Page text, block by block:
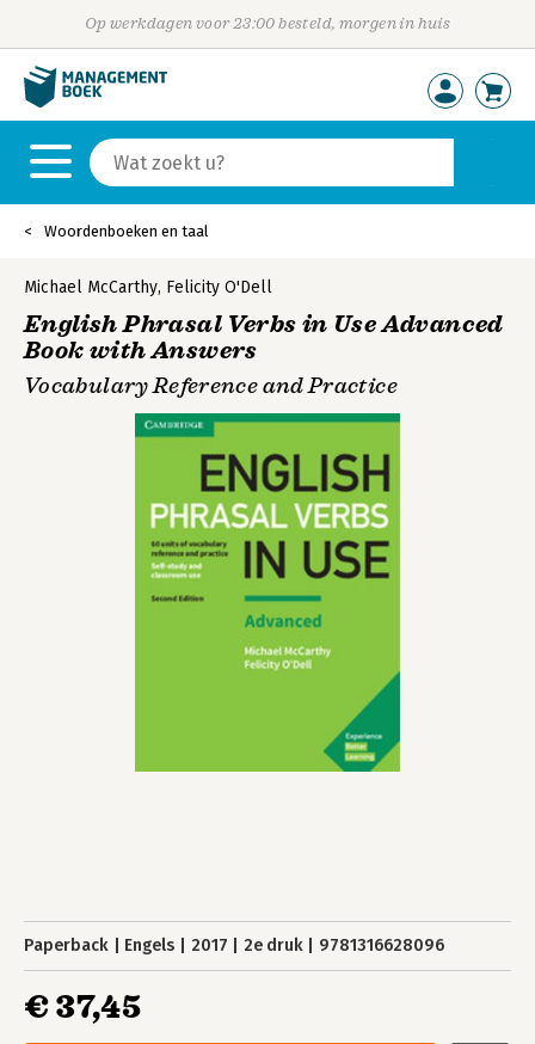
Op werkdagen voor 23:00 besteld, morgen in huis
Woordenboeken en taal
Michael McCarthy, Felicity O'Dell
English Phrasal Verbs in Use Advanced
Book with Answers
Vocabulary Reference and Practice
Paperback Engels 2017 2e druk 9781316628096
€ 37,45